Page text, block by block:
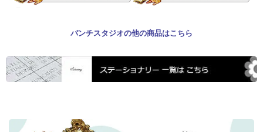
パンチスタジオの他の商品はこちら